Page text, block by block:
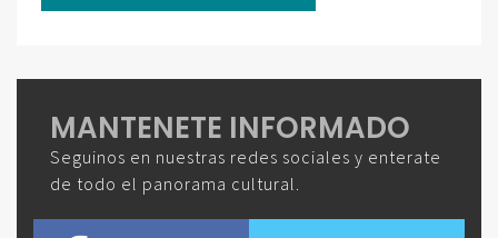
MANTENETE INFORMADO
Seguinos en nuestras redes sociales y enterate
de todo el panorama cultural.